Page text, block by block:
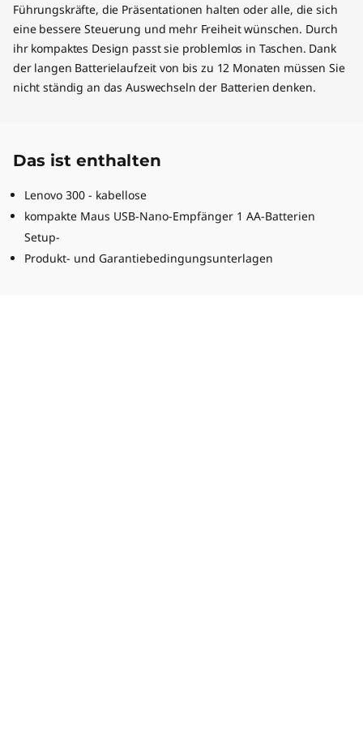
Führungskräfte, die Präsentationen halten oder alle, die sich
eine bessere Steuerung und mehr Freiheit wünschen. Durch
ihr kompaktes Design passt sie problemlos in Taschen. Dank
der langen Batterielaufzeit von bis zu 12 Monaten müssen Sie
nicht ständig an das Auswechseln der Batterien denken.
Das ist enthalten
Lenovo 300 - kabellose
kompakte Maus USB-Nano-Empfänger 1 AA-Batterien
Setup-
Produkt- und Garantiebedingungsunterlagen